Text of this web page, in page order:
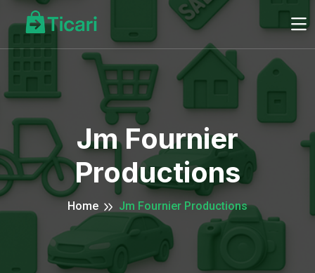
Jm Fournier
Productions
Home Jm Fournier Productions